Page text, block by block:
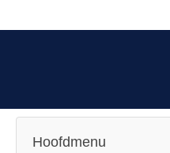
Hoofdmenu